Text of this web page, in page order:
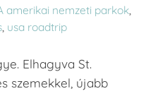
amerikai nemzeti parkok,
, usa roadtrip
Elhagyva St.
szemekkel, újabb